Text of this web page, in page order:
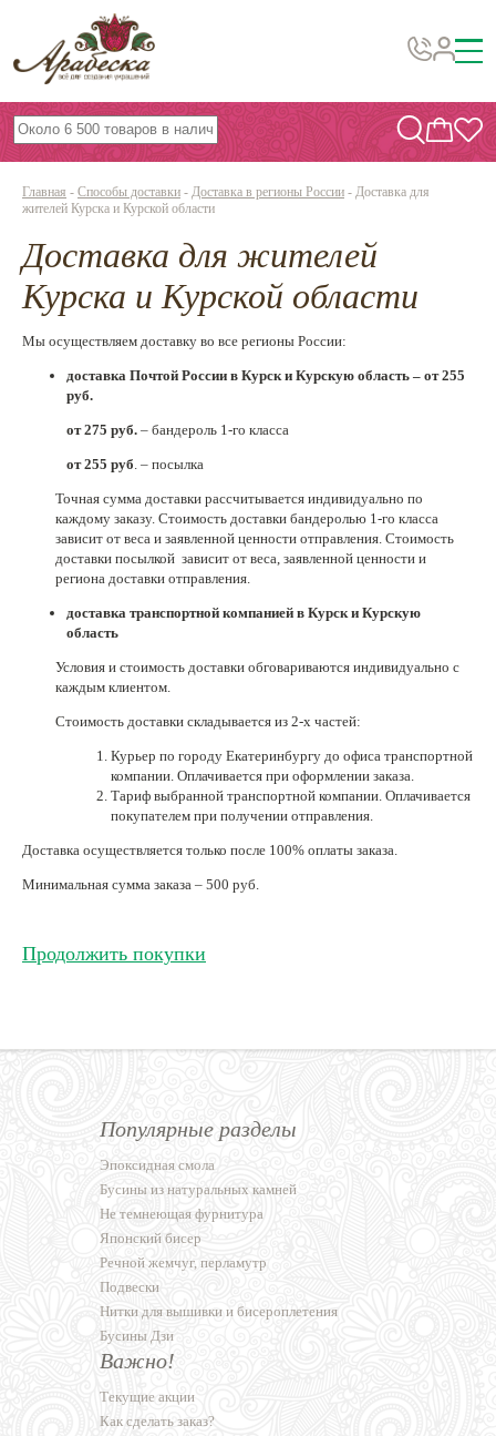
Бусины, подвески, декор
Бисер
Вышивка украшений
Фурнитура
Проволока
Шнуры, ленты, нитки
По темам и сезонам
Бисер TOHO
Нетемнеющая фурнитура
Всё для вышивки
Проволока
Каталог
Новинки!
Фотофорум
О магазине
Главная - Способы доставки - Доставка в регионы России - Доставка для
жителей Курска и Курской области
Доставка для жителей
Курска и Курской области
Мы осуществляем доставку во все регионы России:
доставка Почтой России в Курск и Курскую область – от 255
руб.
от 275 руб. – бандероль 1-го класса
от 255 руб. – посылка
Точная сумма доставки рассчитывается индивидуально по
каждому заказу. Стоимость доставки бандеролью 1-го класса
зависит от веса и заявленной ценности отправления. Стоимость
доставки посылкой зависит от веса, заявленной ценности и
региона доставки отправления.
доставка транспортной компанией в Курск и Курскую
область
Условия и стоимость доставки обговариваются индивидуально с
каждым клиентом.
Стоимость доставки складывается из 2-х частей:
Курьер по городу Екатеринбургу до офиса транспортной
компании. Оплачивается при оформлении заказа.
Тариф выбранной транспортной компании. Оплачивается
покупателем при получении отправления.
Доставка осуществляется только после 100% оплаты заказа.
Минимальная сумма заказа – 500 руб.
Продолжить покупки
Популярные разделы
Эпоксидная смола
Бусины из натуральных камней
Не темнеющая фурнитура
Японский бисер
Речной жемчуг, перламутр
Подвески
Нитки для вышивки и бисероплетения
Бусины Дзи
Важно!
Текущие акции
Как сделать заказ?